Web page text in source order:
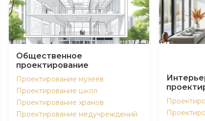
Общественное
проектирование
Проектирование музеев
Проектирование школ
Проектирование храмов
Проектирование медучреждений